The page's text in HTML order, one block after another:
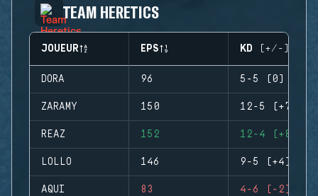
TEAM HERETICS
JOUEUR EPS KD (+/-)
DORA 96 5-5 (0)
ZARAMY 150 12-5 (+7)
REAZ 152 12-4 (+8)
LOLLO 146 9-5 (+4)
AQUI 83 4-6 (-2)